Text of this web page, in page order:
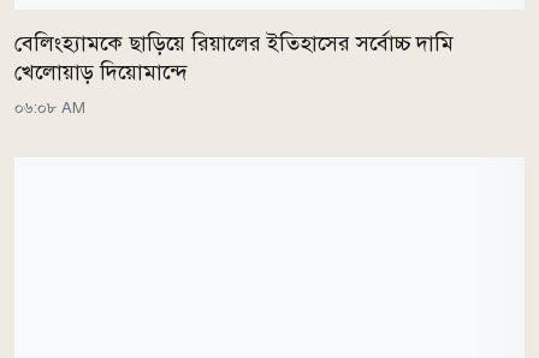
বেলিংহ্যামকে ছাড়িয়ে রিয়ালের ইতিহাসের সর্বোচ্চ দামি
খেলোয়াড় দিয়োমান্দে
০৬:০৮ AM